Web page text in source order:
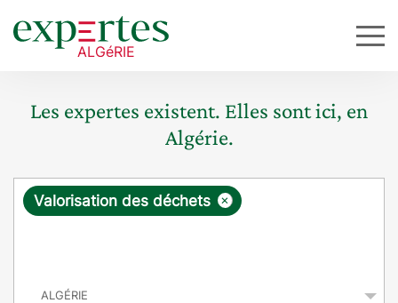
Les expertes existent. Elles sont ici, en
Algérie.
R
×
Valorisation des déchets